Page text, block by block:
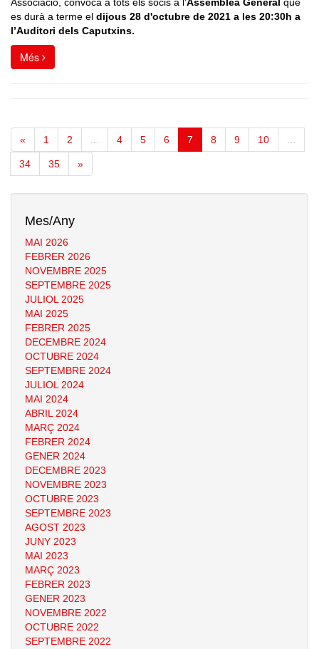
es durà a terme el dijous 28 d'octubre de 2021 a les 20:30h a
l’Auditori dels Caputxins.
Més
« 1 2 4 5 6 7 8 9 10
34 35 »
Mes/Any
MAI 2026
FEBRER 2026
NOVEMBRE 2025
SEPTEMBRE 2025
JULIOL 2025
MAI 2025
FEBRER 2025
DECEMBRE 2024
OCTUBRE 2024
SEPTEMBRE 2024
JULIOL 2024
MAI 2024
ABRIL 2024
MARÇ 2024
FEBRER 2024
GENER 2024
DECEMBRE 2023
NOVEMBRE 2023
OCTUBRE 2023
SEPTEMBRE 2023
AGOST 2023
JUNY 2023
MAI 2023
MARÇ 2023
FEBRER 2023
GENER 2023
NOVEMBRE 2022
OCTUBRE 2022
SEPTEMBRE 2022